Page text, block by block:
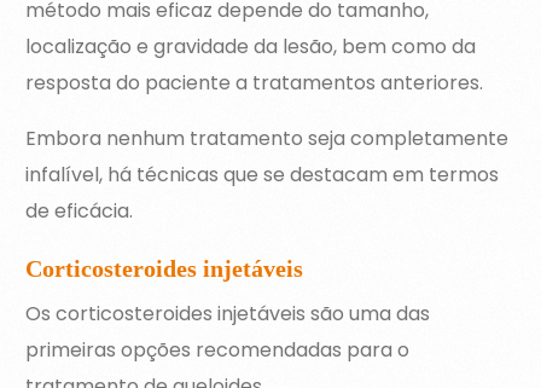
método mais eficaz depende do tamanho,
localização e gravidade da lesão, bem como da
resposta do paciente a tratamentos anteriores.
Embora nenhum tratamento seja completamente
infalível, há técnicas que se destacam em termos
de eficácia.
Corticosteroides injetáveis
Os corticosteroides injetáveis são uma das
primeiras opções recomendadas para o